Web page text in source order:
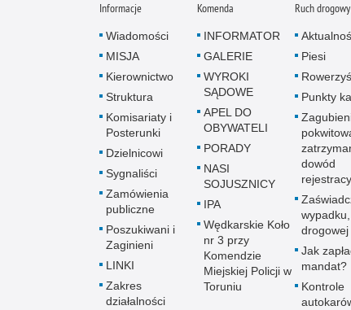
Informacje
Wiadomości
MISJA
Kierownictwo
Struktura
Komisariaty i
Posterunki
Dzielnicowi
Sygnaliści
Zamówienia
publiczne
Poszukiwani i
Zaginieni
LINKI
Zakres
działalności
Komenda
INFORMATOR
GALERIE
WYROKI
SĄDOWE
APEL DO
OBYWATELI
PORADY
NASI
SOJUSZNICY
IPA
Wędkarskie Koło
nr 3 przy
Komendzie
Miejskiej Policji w
Toruniu
Ruch drogowy
Piesi
Punkty
dowód
drogowej
Jak
mandat?
Kontrole